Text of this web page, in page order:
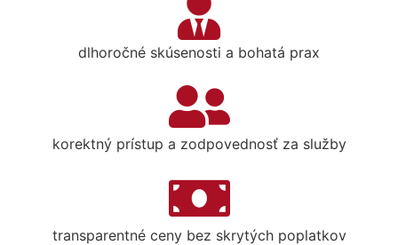
dlhoročné skúsenosti a bohatá prax
korektný prístup a zodpovednosť za služby
transparentné ceny bez skrytých poplatkov